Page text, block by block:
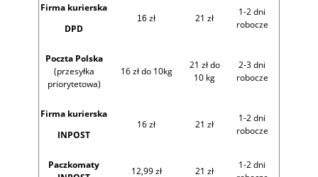
Firma kurierska
DPD
16 zł 21 zł
1-2 dni
robocze
Poczta Polska
(przesyłka
priorytetowa)
16 zł do 10kg
21 zł do
10 kg
2-3 dni
robocze
Firma kurierska
INPOST
16 zł 21 zł
1-2 dni
robocze
Paczkomaty
12,99 zł 21 zł
1-2 dni